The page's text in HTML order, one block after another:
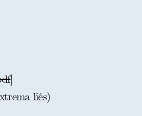
]
liés)